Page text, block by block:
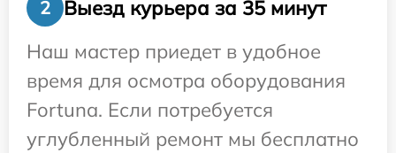
2
Выезд курьера за 35 минут
Наш мастер приедет в удобное
время для осмотра оборудования
Fortuna. Если потребуется
углубленный ремонт мы бесплатно